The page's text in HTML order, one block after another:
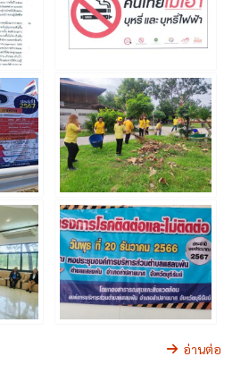
อ่านต่อ